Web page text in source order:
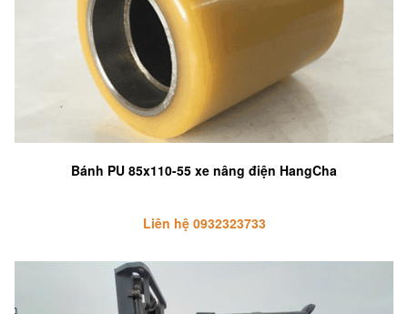
Bánh PU 85x110-55 xe nâng điện HangCha
Liên hệ 0932323733